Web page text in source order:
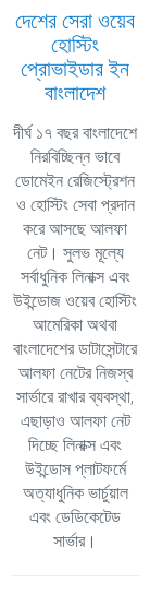
দেশের সেরা ওয়েব
হোস্টিং
প্রোভাইডার ইন
বাংলাদেশ
দীর্ঘ ১৭ বছর বাংলাদেশে
নিরবিচ্ছিন্ন ভাবে
ডোমেইন রেজিস্ট্রেশন
ও হোস্টিং সেবা প্রদান
করে আসছে আলফা
নেট। সুলভ মূল্যে
সর্বাধুনিক লিনাক্স এবং
উইন্ডোজ ওয়েব হোস্টিং
আমেরিকা অথবা
বাংলাদেশের ডাটাসেন্টারে
আলফা নেটের নিজস্ব
সার্ভারে রাখার ব্যবস্থা,
এছাড়াও আলফা নেট
দিচ্ছে লিনাক্স এবং
উইন্ডোস প্লাটফর্মে
অত্যাধুনিক ভার্চুয়াল
এবং ডেডিকেটেড
সার্ভার।